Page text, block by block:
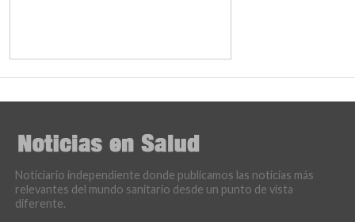
Noticiario independiente donde publicamos las noticias más
relevantes del mundo sanitario desde un punto de vista
diferente.